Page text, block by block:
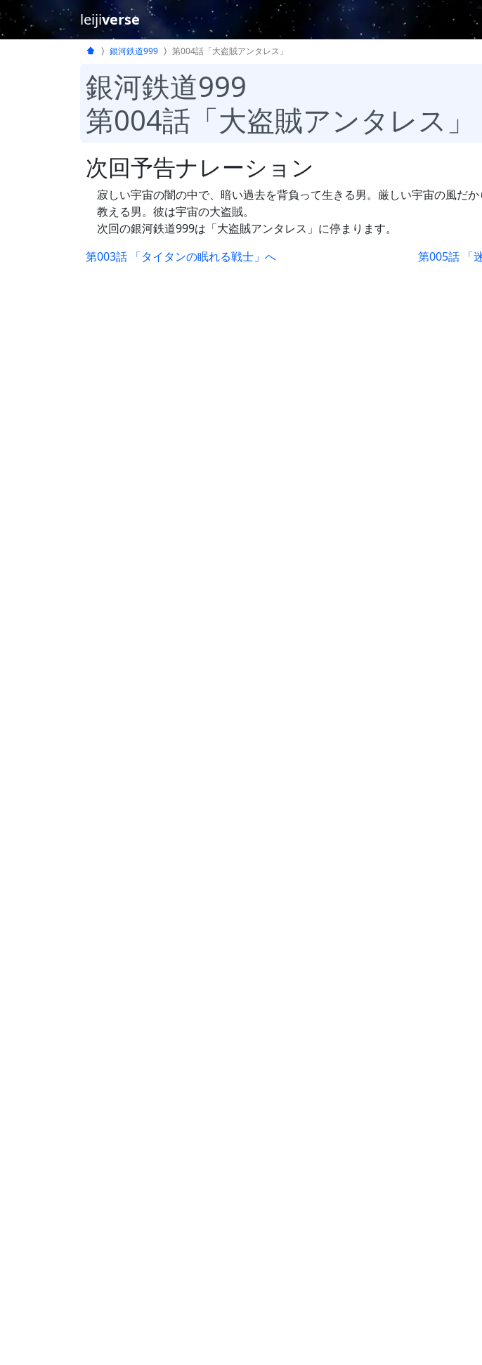
leijiverse
銀河鉄道999 第004話「大盗賊アンタレス」
銀河鉄道999
第004話「大盗賊アンタレス」
次回予告ナレーション
寂しい宇宙の闇の中で、暗い過去を背負って生きる男。厳しい宇宙の風だ
教える男。彼は宇宙の大盗賊。
次回の銀河鉄道999は「大盗賊アンタレス」に停まります。
第003話 「タイタンの眠れる戦士」へ
第005話 「